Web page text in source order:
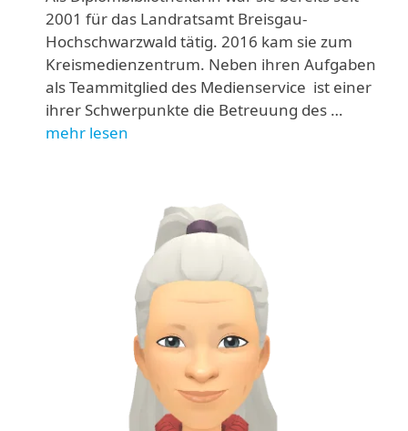
2001 für das Landratsamt Breisgau-
Hochschwarzwald tätig. 2016 kam sie zum
Kreismedienzentrum. Neben ihren Aufgaben
als Teammitglied des Medienservice ist einer
ihrer Schwerpunkte die Betreuung des …
mehr lesen